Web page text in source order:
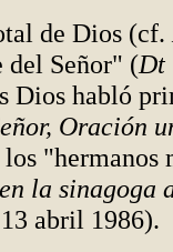
de Dios (cf.
del Señor" (Dt
Dios habló
Oración
"hermanos
la sinagoga
abril 1986).